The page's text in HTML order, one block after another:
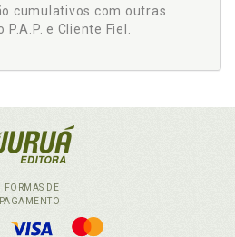
cumulativos com outras
e Cliente Fiel.
FORMAS DE
PAGAMENTO